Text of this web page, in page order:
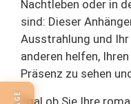
Nachtleben oder in
sind: Dieser
Ausstrahlung und
anderen helfen,
Präsenz zu sehen
Egal ob Sie Ihre